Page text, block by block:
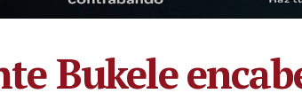
Bukele